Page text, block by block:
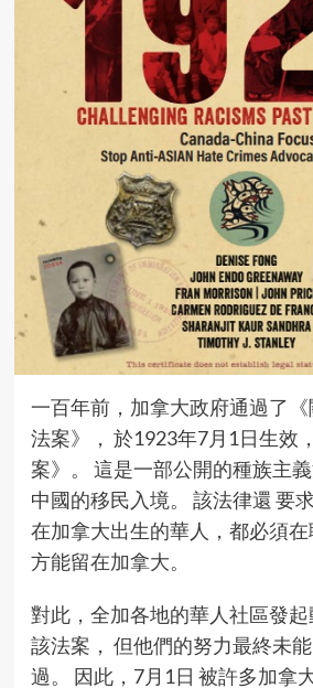
一百年前，加拿大政府通過了
法案》， 於1923年7月1日生效
案》。 這是一部公開的種族主
中國的移民入境。 該法律還 要
在加拿大出生的華人，都必須在
方能留在加拿大。
對此，全加各地的華人社區發
該法案， 但他們的努力最終未
過。 因此，7月1日 被許多加拿